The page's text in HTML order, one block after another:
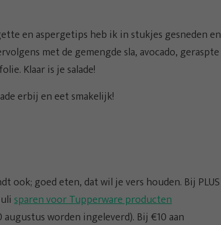
en aspergetips heb ik in stukjes gesneden en
met de gemengde sla, avocado, geraspte
Klaar is je salade!
erbij en eet smakelijk!
ook; goed eten, dat wil je vers houden. Bij PLUS
sparen voor Tupperware producten
worden ingeleverd). Bij €10 aan